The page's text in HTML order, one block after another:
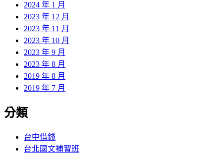
2024 年 1 月
2023 年 12 月
2023 年 11 月
2023 年 10 月
2023 年 9 月
2023 年 8 月
2019 年 8 月
2019 年 7 月
分類
台中借錢
台北國文補習班